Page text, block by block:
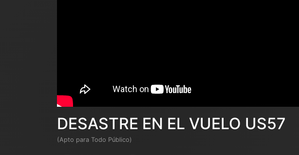
DESASTRE EN EL VUELO US57
(Apto para Todo Público)